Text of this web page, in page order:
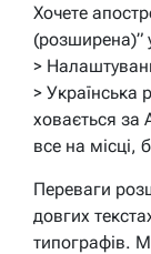
Хочете
(розширена)”
>
> Українська
ховається за
все на місці,
Переваги
довгих
типографів.